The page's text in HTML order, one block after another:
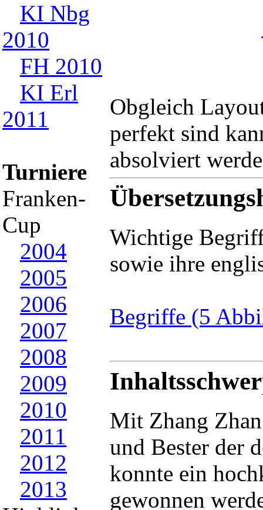
KI Nbg
2010
FH 2010
KI Erl
2011
Turniere
Franken-
Cup
2004
2005
2006
2007
2008
2009
2010
2011
2012
2013
Obgleich
perfekt sind
absolviert
Wichtige
sowie ihre
Begriffe (5
Mit Zhang
und Bester der
konnte ein
gewonnen